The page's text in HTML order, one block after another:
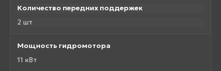
Количество передних поддержек
2 шт
Мощность гидромотора
11 кВт